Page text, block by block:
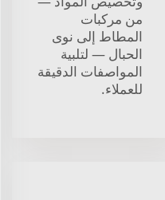
من مركبات
المطاط إلى نوى
الحبال — لتلبية
المواصفات الدقيقة
للعملاء.